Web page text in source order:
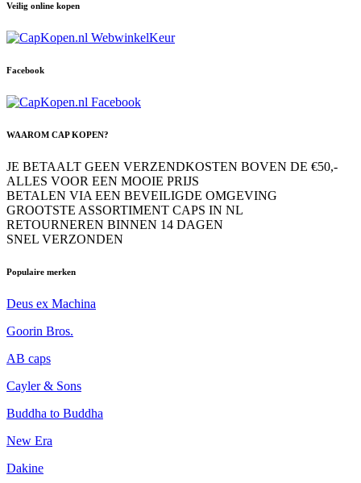
Veilig online kopen
Facebook
WAAROM CAP KOPEN?
JE BETAALT GEEN VERZENDKOSTEN BOVEN DE €50,-
ALLES VOOR EEN MOOIE PRIJS
BETALEN VIA EEN BEVEILIGDE OMGEVING
GROOTSTE ASSORTIMENT CAPS IN NL
RETOURNEREN BINNEN 14 DAGEN
SNEL VERZONDEN
Populaire merken
Deus ex Machina
Goorin Bros.
AB caps
Cayler & Sons
Buddha to Buddha
New Era
Dakine